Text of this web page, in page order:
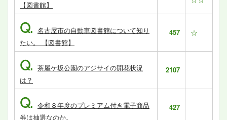
【図書館】
Q. 名古屋市の自動車図書館について知り
たい。 【図書館】
457 ☆
Q. 茶屋ケ坂公園のアジサイの開花状況
は？
2107
Q. 令和８年度のプレミアム付き電子商品
券は抽選なのか。
427